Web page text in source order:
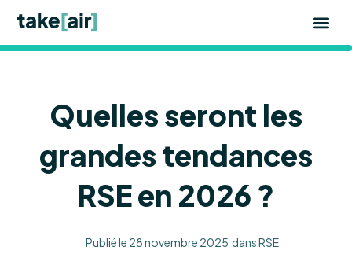
Quelles seront les
grandes tendances
RSE en 2026 ?
Publié le 28 novembre 2025 dansRSE